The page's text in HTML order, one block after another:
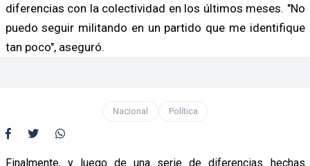
diferencias con la colectividad en los últimos meses. "No
puedo seguir militando en un partido que me identifique
tan poco", aseguró.
Nacional Política
Finalmente, y luego de una serie de diferencias hechas